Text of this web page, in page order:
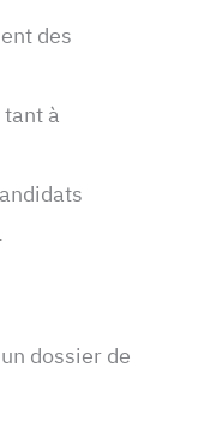
des
à
dossier de